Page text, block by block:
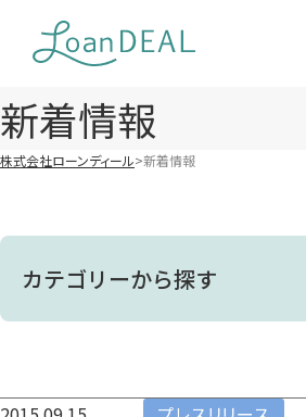
content
新着情報
株式会社ローンディール 新着情報
カテゴリーから探す